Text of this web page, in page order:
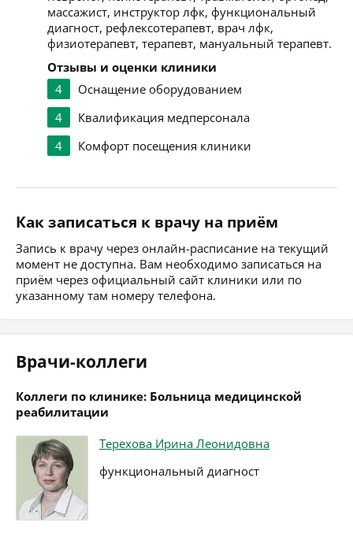
массажист, инструктор лфк, функциональный
диагност, рефлексотерапевт, врач лфк,
физиотерапевт, терапевт, мануальный терапевт.
Отзывы и оценки клиники
4
Оснащение оборудованием
4
Квалификация медперсонала
4
Комфорт посещения клиники
Как записаться к врачу на приём
Запись к врачу через онлайн-расписание на текущий
момент не доступна. Вам необходимо записаться на
приём через официальный сайт клиники или по
указанному там номеру телефона.
Врачи-коллеги
Коллеги по клинике: Больница медицинской
реабилитации
Терехова Ирина Леонидовна
функциональный диагност